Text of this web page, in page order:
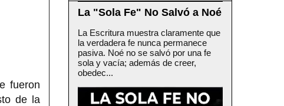
fueron
de la
La "Sola Fe" No Salvó a Noé
La Escritura muestra claramente que
la verdadera fe nunca permanece
pasiva. Noé no se salvó por una fe
sola y vacía; además de creer,
obedec...